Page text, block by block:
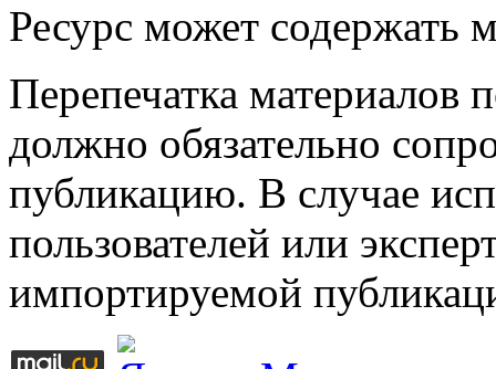
Ресурс может содержать
Перепечатка материалов
должно обязательно
публикацию. В случае
пользователей или
импортируемой